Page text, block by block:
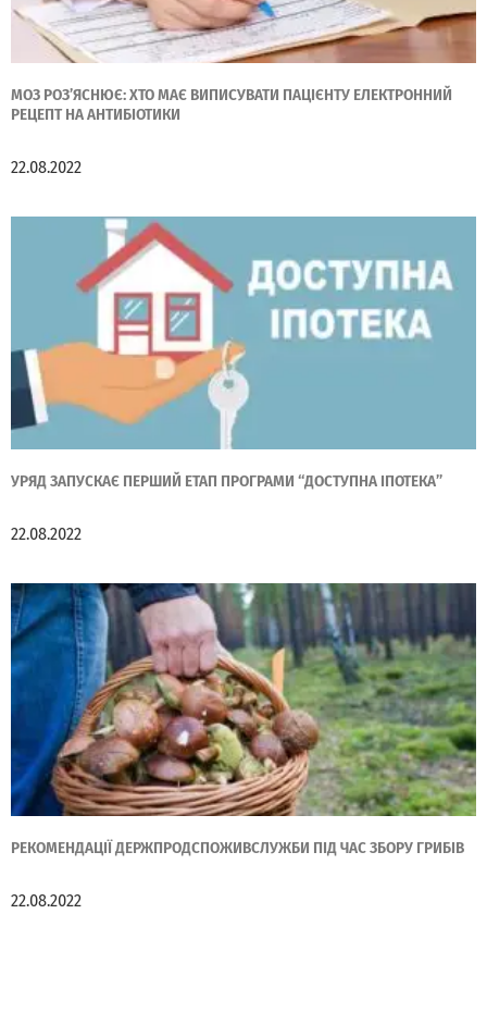
МОЗ РОЗʼЯСНЮЄ: ХТО МАЄ ВИПИСУВАТИ ПАЦІЄНТУ ЕЛЕКТРОННИЙ
РЕЦЕПТ НА АНТИБІОТИКИ
22.08.2022
УРЯД ЗАПУСКАЄ ПЕРШИЙ ЕТАП ПРОГРАМИ “ДОСТУПНА ІПОТЕКА”
22.08.2022
РЕКОМЕНДАЦІЇ ДЕРЖПРОДСПОЖИВСЛУЖБИ ПІД ЧАС ЗБОРУ ГРИБІВ
22.08.2022